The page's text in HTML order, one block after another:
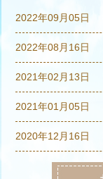
2022年09月05日
2022年08月16日
2021年02月13日
2021年01月05日
2020年12月16日